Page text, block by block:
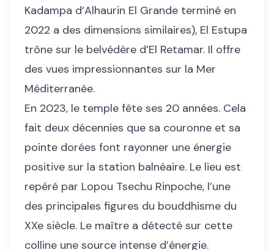
Kadampa d’Alhaurin El Grande terminé en
2022 a des dimensions similaires), El Estupa
trône sur le belvédère d’El Retamar. Il offre
des vues impressionnantes sur la Mer
Méditerranée.
En 2023, le temple fête ses 20 années. Cela
fait deux décennies que sa couronne et sa
pointe dorées font rayonner une énergie
positive sur la station balnéaire. Le lieu est
repéré par Lopou Tsechu Rinpoche, l’une
des principales figures du bouddhisme du
XXe siècle. Le maître a détecté sur cette
colline une source intense d’énergie.